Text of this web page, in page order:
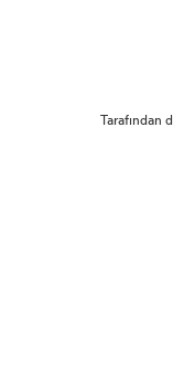
Tarafından